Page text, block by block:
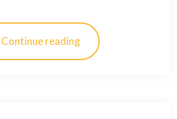
Continue reading